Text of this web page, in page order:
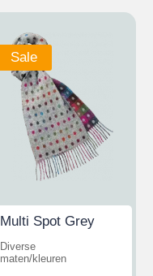
Sale
Multi Spot Grey
Diverse
maten/kleuren